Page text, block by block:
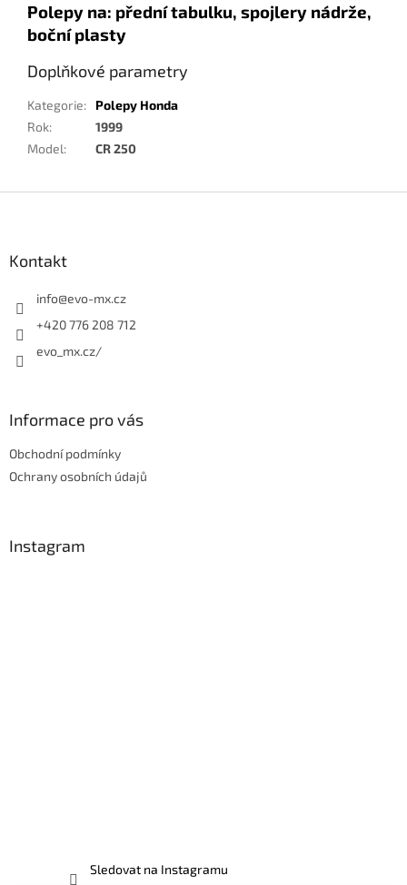
Polepy na: přední tabulku, spojlery nádrže,
boční plasty
Doplňkové parametry
Kategorie:
Polepy Honda
Rok:
1999
Model: CR 250
Kontakt
info@evo-mx.cz
+420 776 208 712
evo_mx.cz/
Informace pro vás
Obchodní podmínky
Ochrany osobních údajů
Instagram
Sledovat na Instagramu